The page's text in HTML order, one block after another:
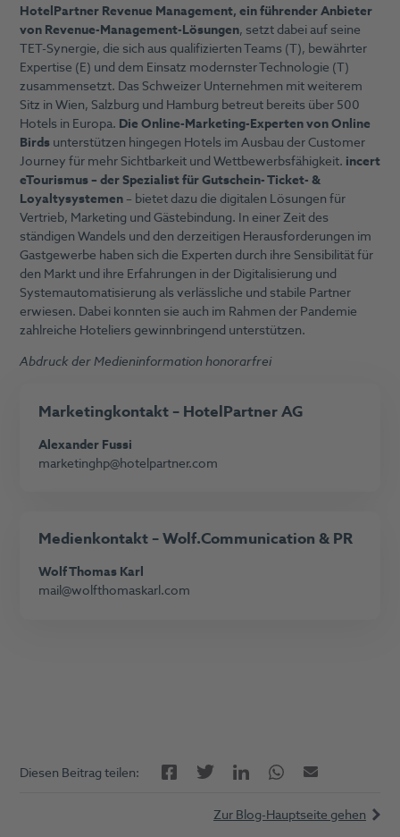
HotelPartner Revenue Management, ein führender Anbieter
von Revenue-Management-Lösungen, setzt dabei auf seine
TET-Synergie, die sich aus qualifizierten Teams (T), bewährter
Expertise (E) und dem Einsatz modernster Technologie (T)
zusammensetzt. Das Schweizer Unternehmen mit weiterem
Sitz in Wien, Salzburg und Hamburg betreut bereits über 500
Hotels in Europa. Die Online-Marketing-Experten von Online
Birdsunterstützen hingegen Hotels im Ausbau der Customer
Journey für mehr Sichtbarkeit und Wettbewerbsfähigkeit. incert
eTourismus – der Spezialist für Gutschein- Ticket- &
Loyaltysystemen– bietet dazu die digitalen Lösungen für
Vertrieb, Marketing und Gästebindung. In einer Zeit des
ständigen Wandels und den derzeitigen Herausforderungen im
Gastgewerbe haben sich die Experten durch ihre Sensibilität für
den Markt und ihre Erfahrungen in der Digitalisierung und
Systemautomatisierung als verlässliche und stabile Partner
erwiesen. Dabei konnten sie auch im Rahmen der Pandemie
zahlreiche Hoteliers gewinnbringend unterstützen.
Abdruck der Medieninformation honorarfrei
Marketingkontakt – HotelPartner AG
Alexander Fussi
marketinghp@hotelpartner.com
Medienkontakt – Wolf.Communication & PR
Wolf Thomas Karl
mail@wolfthomaskarl.com
Diesen Beitrag teilen: FacebookTwitterLinkedInTwitterE-Mail
Zur Blog-Hauptseite gehen